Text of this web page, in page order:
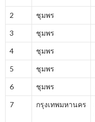
2 ชุมพร
3 ชุมพร
4 ชุมพร
5 ชุมพร
6 ชุมพร
7 กรุงเทพมหานคร